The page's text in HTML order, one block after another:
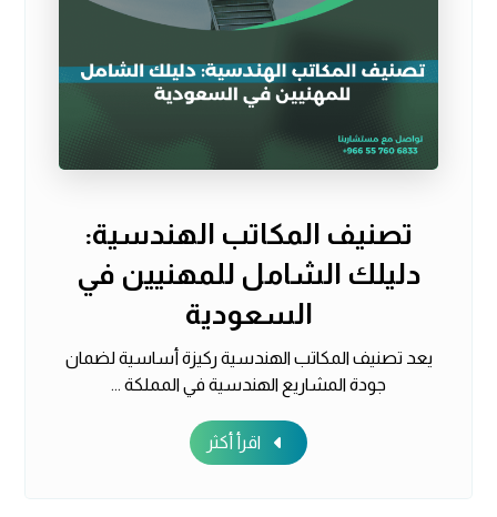
تصنيف المكاتب الهندسية:
دليلك الشامل للمهنيين في
السعودية
يعد تصنيف المكاتب الهندسية ركيزة أساسية لضمان
جودة المشاريع الهندسية في المملكة ...
اقرأ أكثر